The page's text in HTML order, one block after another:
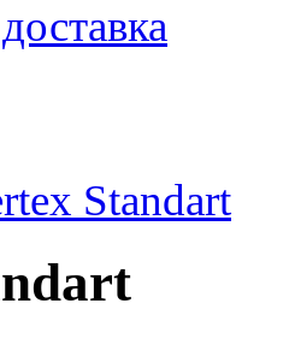
Standart